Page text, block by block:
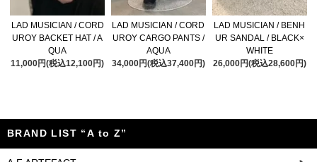
LAD MUSICIAN / CORD
UROY BACKET HAT / A
QUA
11,000円(税込12,100円)
LAD MUSICIAN / CORD
UROY CARGO PANTS /
AQUA
34,000円(税込37,400円)
LAD MUSICIAN / BENH
UR SANDAL / BLACK×
WHITE
26,000円(税込28,600円)
BRAND LIST “A to Z”